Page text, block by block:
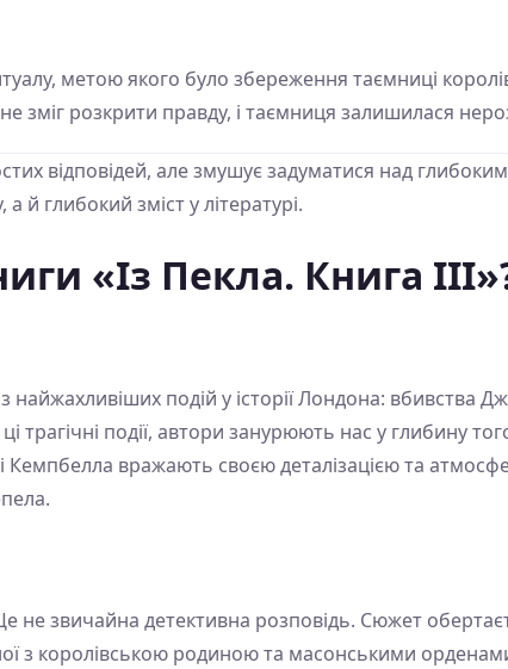
метою якого було збереження таємниці
зміг розкрити правду, і таємниця залишилася
відповідей, але змушує задуматися над
й глибокий зміст у літературі.
«Із Пекла. Книга
подій у історії Лондона: вбивства
події, автори занурюють нас у глибину
Кемпбелла вражають своєю деталізацією та
не звичайна детективна розповідь. Сюжет
з королівською родиною та масонськими